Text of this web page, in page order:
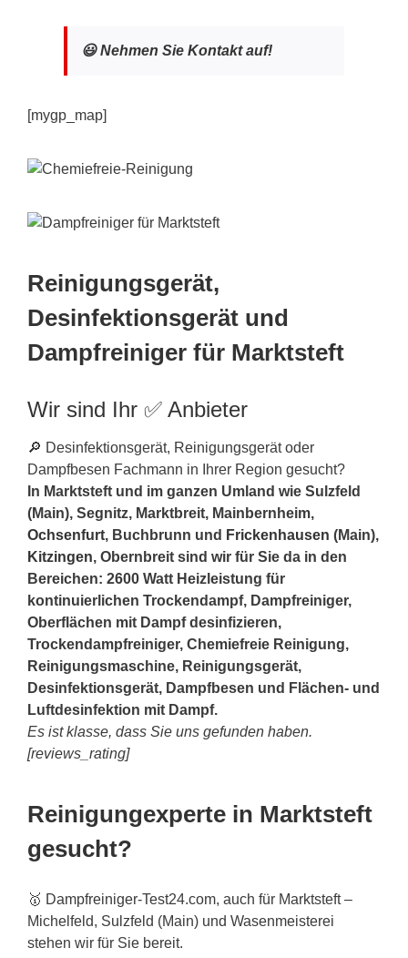
😃 Nehmen Sie Kontakt auf!
[mygp_map]
Reinigungsgerät,
Desinfektionsgerät und
Dampfreiniger für Marktsteft
Wir sind Ihr ✅ Anbieter
🔎 Desinfektionsgerät, Reinigungsgerät oder
Dampfbesen Fachmann in Ihrer Region gesucht?
In Marktsteft und im ganzen Umland wie Sulzfeld
(Main), Segnitz, Marktbreit, Mainbernheim,
Ochsenfurt, Buchbrunn und Frickenhausen (Main),
Kitzingen, Obernbreit sind wir für Sie da in den
Bereichen: 2600 Watt Heizleistung für
kontinuierlichen Trockendampf, Dampfreiniger,
Oberflächen mit Dampf desinfizieren,
Trockendampfreiniger, Chemiefreie Reinigung,
Reinigungsmaschine, Reinigungsgerät,
Desinfektionsgerät, Dampfbesen und Flächen- und
Luftdesinfektion mit Dampf.
Es ist klasse, dass Sie uns gefunden haben.
[reviews_rating]
Reinigungexperte in Marktsteft
gesucht?
🥇 Dampfreiniger-Test24.com, auch für Marktsteft –
Michelfeld, Sulzfeld (Main) und Wasenmeisterei
stehen wir für Sie bereit.